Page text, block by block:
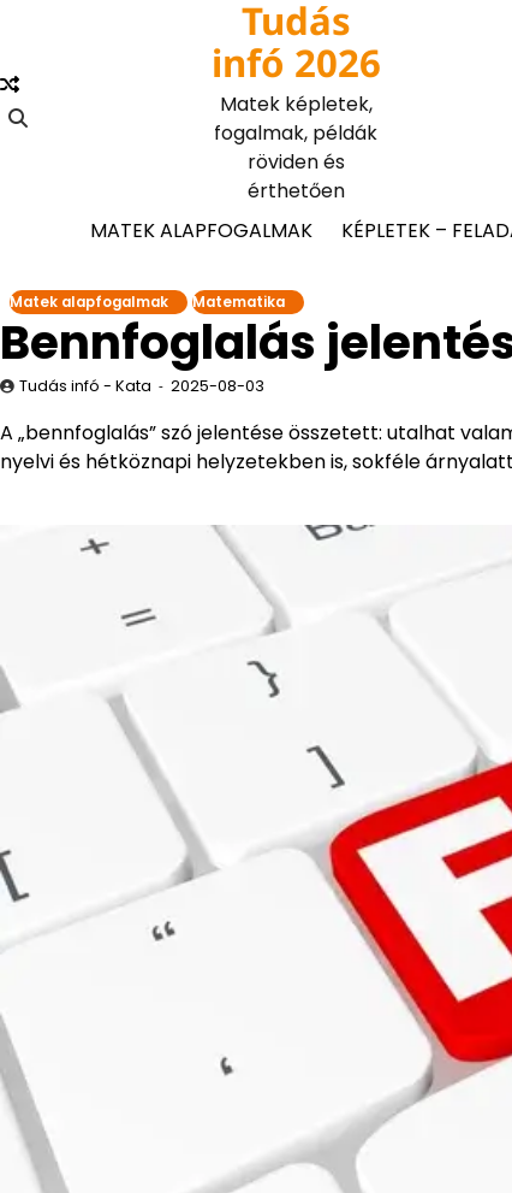
content
Tudás
infó 2026
Matek képletek,
fogalmak, példák
röviden és
érthetően
MATEK ALAPFOGALMAK
KÉPLETEK –
Matek alapfogalmak Matematika
Bennfoglalás
Tudás infó - Kata 2025-08-03
A „bennfoglalás” szó jelentése összetett: utalhat
nyelvi és hétköznapi helyzetekben is, sokféle